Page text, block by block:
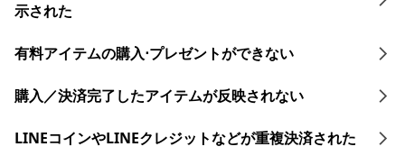
示された
有料アイテムの購入⋅プレゼントができない
購入／決済完了したアイテムが反映されない
LINEコインや​LINEクレジットなどが​重複決済された​